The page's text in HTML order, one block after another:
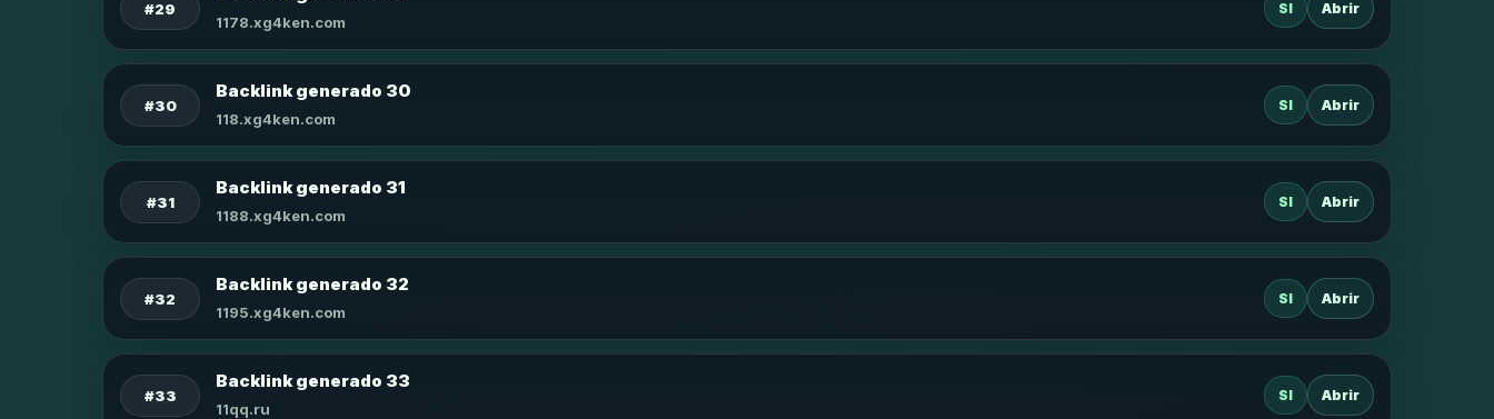
#29
1178.xg4ken.com
SI Abrir
#30
Backlink generado 30
118.xg4ken.com
SI Abrir
#31
Backlink generado 31
1188.xg4ken.com
SI Abrir
#32
Backlink generado 32
1195.xg4ken.com
SI Abrir
#33
Backlink generado 33
11qq.ru
SI Abrir